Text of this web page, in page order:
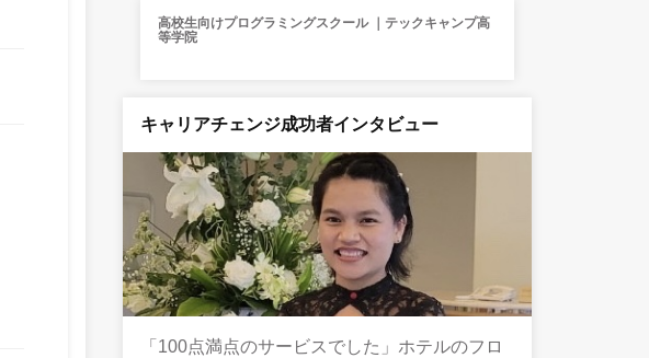
高校生向けプログラミングスクール ｜テックキャンプ高
等学院
キャリアチェンジ成功者インタビュー
「100点満点のサービスでした」ホテルのフロ